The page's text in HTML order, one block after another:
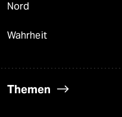
Nord
Wahrheit
Themen